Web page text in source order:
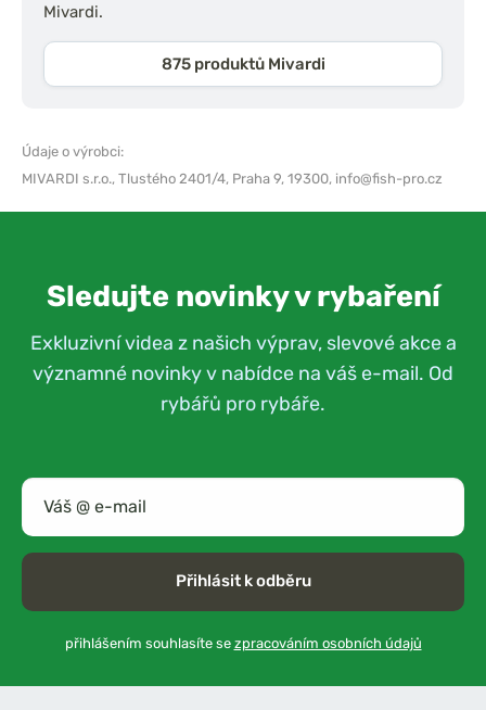
Mivardi.
875 produktů Mivardi
Údaje o výrobci:
MIVARDI s.r.o., Tlustého 2401/4, Praha 9, 19300, info@fish-pro.cz
Sledujte novinky v rybaření
Exkluzivní videa z našich výprav, slevové akce a
významné novinky v nabídce na váš e-mail. Od
rybářů pro rybáře.
Přihlásit k odběru
přihlášením souhlasíte se zpracováním osobních údajů